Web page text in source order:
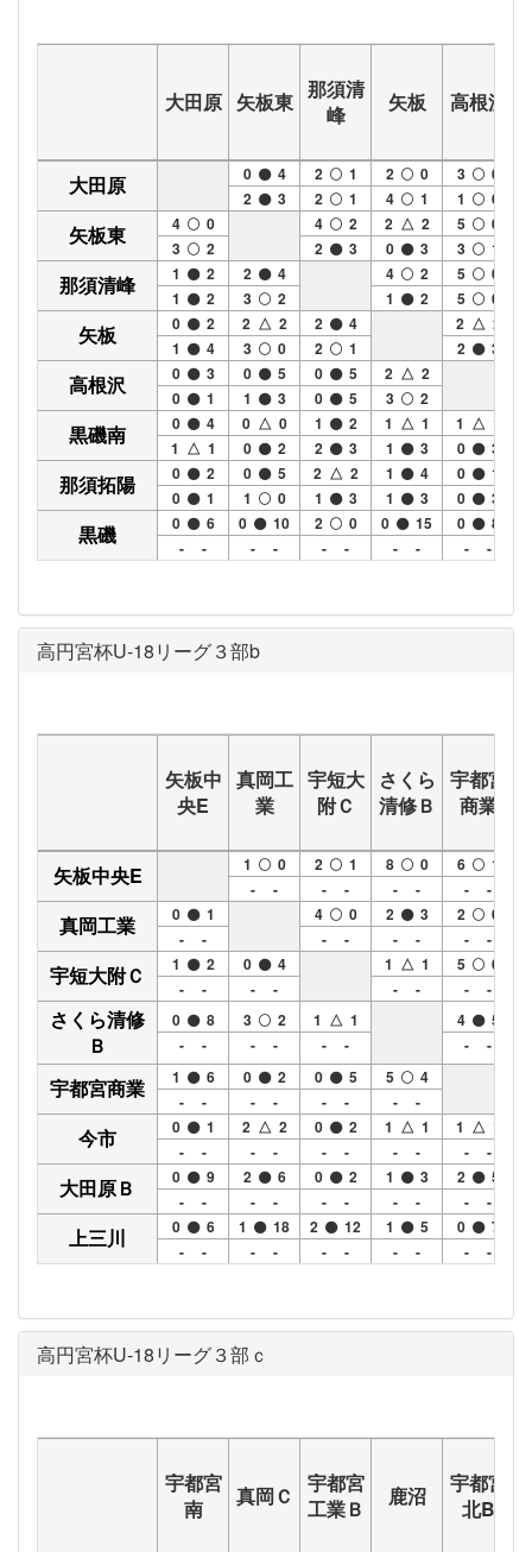
大田原 矢板東 那須清
峰
矢板 高根沢
大田原 0
4
2
3
2
1
2
1
2
0
4
1
3
0
1
0
矢板東 4
0
3
2
4
2
2
3
2 △ 2
0
3
5
0
3
1
那須清峰 1
2
1
2
2
4
3
2
4
2
1
2
5
0
5
0
矢板 0
2
1
4
2 △ 2
3
0
2
4
2
1
2 △ 2
2
3
高根沢 0
3
0
1
0
5
1
3
0
5
0
5
2 △ 2
3
2
黒磯南 0
4
1 △ 1
0 △ 0
0
2
1
2
2
3
1 △ 1
1
3
1 △ 1
0
3
那須拓陽 0
2
0
1
0
5
1
0
2 △ 2
1
3
1
4
1
3
0
1
0
3
黒磯 0
6
- -
0
10
- -
2
0
- -
0
15
- -
0
8
- -
高円宮杯U-18リーグ３部b
矢板中
央E
真岡工
業
宇短大
附Ｃ
さくら
清修Ｂ
宇都宮
商業
矢板中央E 1
0
- -
2
1
- -
8
0
- -
6
1
- -
真岡工業 0
1
- -
4
0
- -
2
3
- -
2
0
- -
宇短大附Ｃ 1
2
- -
0
4
- -
1 △ 1
- -
5
0
- -
さくら清修
Ｂ
0
8
- -
3
2
- -
1 △ 1
- -
4
5
- -
宇都宮商業 1
6
- -
0
2
- -
0
5
- -
5
4
- -
今市 0
1
- -
2 △ 2
- -
0
2
- -
1 △ 1
- -
1 △ 1
- -
大田原Ｂ 0
9
- -
2
6
- -
0
2
- -
1
3
- -
2
5
- -
上三川 0
6
- -
1
18
- -
2
12
- -
1
5
- -
0
7
- -
高円宮杯U-18リーグ３部ｃ
宇都宮
南
真岡Ｃ
宇都宮
工業Ｂ
鹿沼
宇都宮
北B